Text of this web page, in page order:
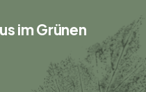
im Grünen